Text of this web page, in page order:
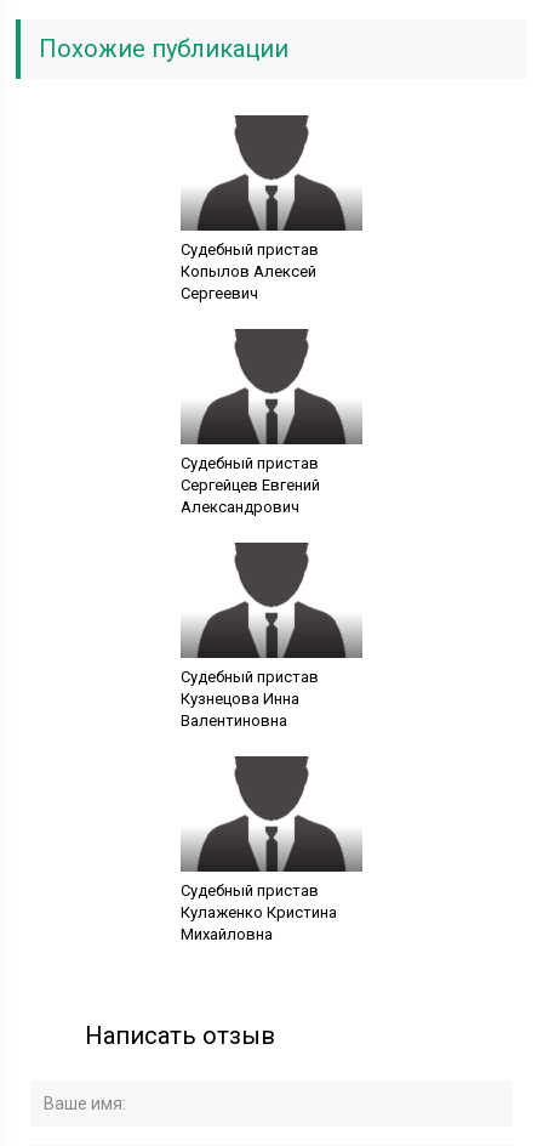
Похожие публикации
Судебный пристав
Копылов Алексей
Сергеевич
Судебный пристав
Сергейцев Евгений
Александрович
Судебный пристав
Кузнецова Инна
Валентиновна
Судебный пристав
Кулаженко Кристина
Михайловна
Написать отзыв